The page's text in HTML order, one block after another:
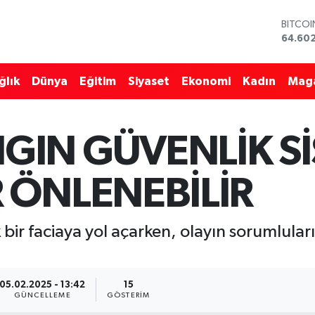
DOLAR
13.768
Dünya Eğitim Siyaset Ekonomi Kadın
GÜVENLİK
ÖNLENEBİLİR
faciaya yol açarken, olayın
05.02.2025 - 13:42
GÜNCELLEME
15
GÖSTERIM